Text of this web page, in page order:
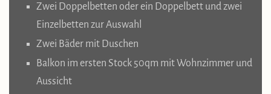
Zwei Doppelbetten oder ein Doppelbett und zwei
Einzelbetten zur Auswahl
Zwei Bäder mit Duschen
Balkon im ersten Stock 50qm mit Wohnzimmer und
Aussicht